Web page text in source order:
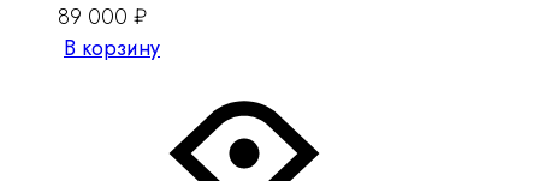
89 000 ₽
В корзину